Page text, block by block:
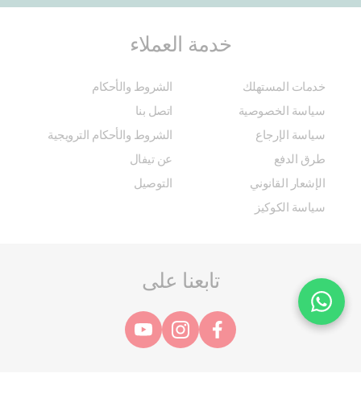
خدمة العملاء
خدمات المستهلك
الشروط والأحكام
سياسة الخصوصية
اتصل بنا
سياسة الإرجاع
الشروط والأحكام الترويجية
طرق الدفع
عن تيفال
الإشعار القانوني
التوصيل
سياسة الكوكيز
تابعنا على